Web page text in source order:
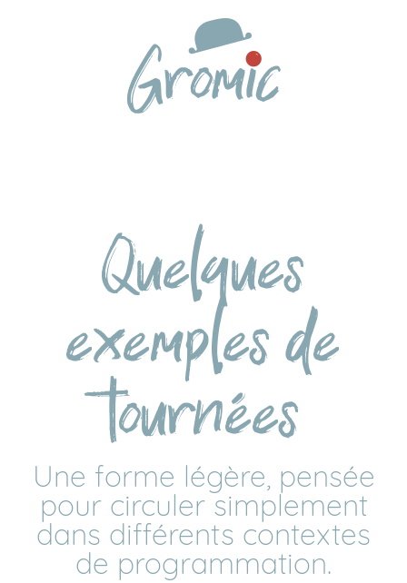
Quelques
exemples de
tournées
Une forme légère, pensée
pour circuler simplement
dans différents contextes
de programmation.